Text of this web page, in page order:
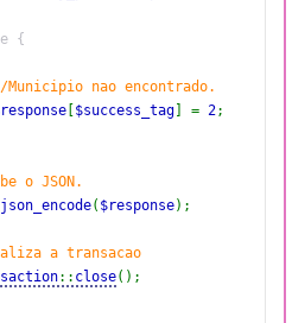
{
Municipio nao encontrado.
$success_tag ] = 2;
o JSON.
json_encode( $response);
a transacao
:: close();